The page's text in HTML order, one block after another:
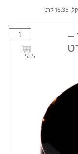
–
כמות
של
סמוקי
לסל